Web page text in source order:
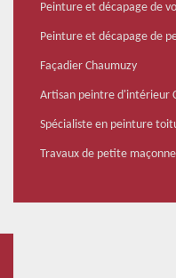
Peinture et décapage de
Peinture et décapage de
Façadier Chaumuzy
Artisan peintre d'intérieur
Spécialiste en peinture
Travaux de petite